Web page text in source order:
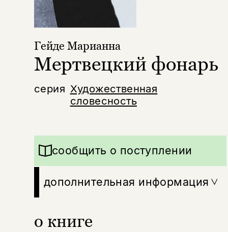
серия Художественная
словесность
Гейде Марианна
Мертвецкий фонарь
о книге
сообщить о поступлении
дополнительная информация